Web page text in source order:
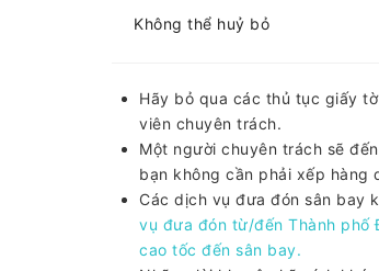
Không thể huỷ bỏ
Hãy bỏ qua các thủ tục giấy
viên chuyên trách.
Một người chuyên trách sẽ
bạn không cần phải xếp hàng
Các dịch vụ đưa đón sân bay
vụ đưa đón từ/đến Thành phố
cao tốc đến sân bay.